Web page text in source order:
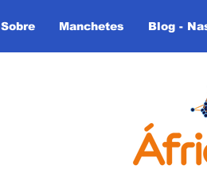
Sobre Manchetes Blog -